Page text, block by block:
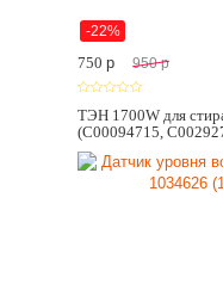
-22%
750 p 950 p
ТЭН 1700W для
(C00094715,